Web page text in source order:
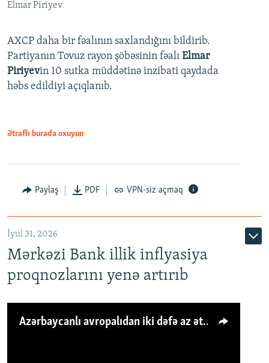
Elmar Piriyev
AXCP daha bir fəalının saxlandığını bildirib.
Partiyanın Tovuz rayon şöbəsinin fəalı Elmar
Piriyevin 10 sutka müddətinə inzibati qaydada
həbs edildiyi açıqlanıb.
Ətraflı burada oxuyun
Paylaş PDF VPN-siz açmaq
İyul 31, 2026
Mərkəzi Bank illik inflyasiya
proqnozlarını yenə artırıb
Azərbaycanlı avropalıdan iki dəfə az ət yeyir, amma... 'Qiymət artımı qaçılmazdır'